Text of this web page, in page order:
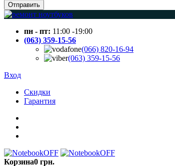
Отправить
пн - пт: 11:00 -19:00
(063) 359-15-56
(066) 820-16-94
(063) 359-15-56
Вход
Скидки
Гарантия
Корзина0 грн.